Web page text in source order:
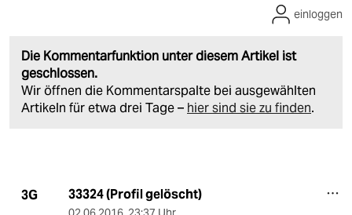
Die Kommentarfunktion unter diesem Artikel ist
geschlossen.
Wir öffnen die Kommentarspalte bei ausgewählten
Artikeln für etwa drei Tage – hier sind sie zu finden.
einloggen
3G 33324 (Profil gelöscht)